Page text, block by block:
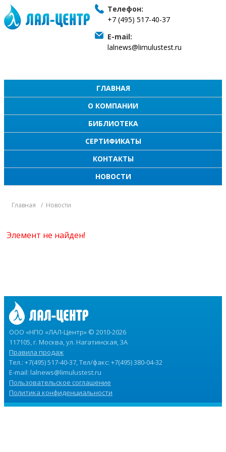
Телефон:
+7 (495) 517-40-37
E-mail:
lalnews@limulustest.ru
ГЛАВНАЯ
О КОМПАНИИ
БИБЛИОТЕКА
СЕРТИФИКАТЫ
КОНТАКТЫ
НОВОСТИ
Главная Новости
Элемент не найден!
ООО «НПО «ЛАЛ-Центр» © 2010-2026
117105, г. Москва, ул. Нагатинская, 3А
Правила продаж
Тел.: +7(495) 517-40-37, Тел/факс: +7(495) 380-04-32
E-mail: lalnews@limulustest.ru
Пользовательское соглашение
Политика конфиденциальности